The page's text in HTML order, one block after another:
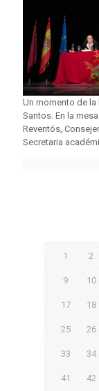
Un momento de
Santos. En la
Reventós,
Secretaria
1 2
9 10
17 18
25 26
33 34
41 42